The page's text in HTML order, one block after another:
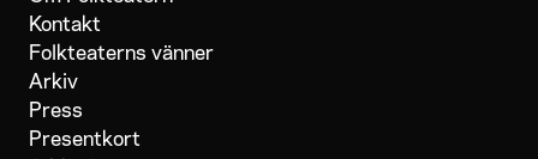
Kontakt
Folkteaterns vänner
Arkiv
Press
Presentkort